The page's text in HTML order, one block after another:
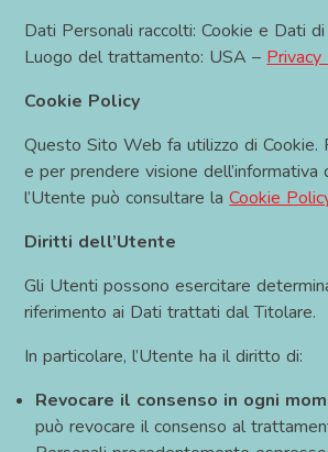
Dati Personali raccolti: Cookie e Dati di
Luogo del trattamento: USA –
Cookie Policy
Questo Sito Web fa utilizzo di Cookie.
e per prendere visione dell’informativa
l’Utente può consultare laCookie
Diritti dell’Utente
Gli Utenti possono esercitare
riferimento ai Dati trattati dal Titolare.
In particolare, l’Utente ha il diritto di:
Revocare il consenso in ogni
può revocare il consenso al